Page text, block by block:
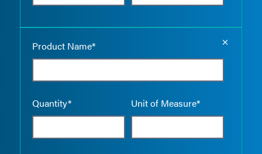
Product Name*
Quantity* Unit of Measure*